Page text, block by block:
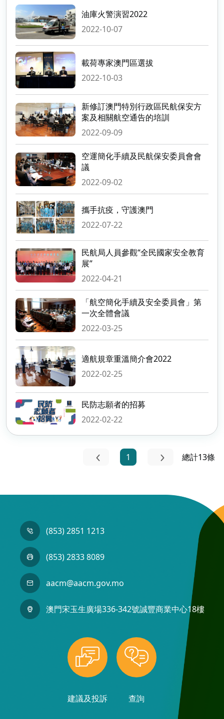
油庫火警演習2022
2022-10-07
載荷專家澳門區選拔
2022-10-03
新修訂澳門特別行政區民航保安方
案及相關航空通告的培訓
2022-09-09
空運簡化手續及民航保安委員會會
議
2022-09-02
攜手抗疫，守護澳門
2022-07-22
民航局人員參觀“全民國家安全教育
展”
2022-04-21
「航空簡化手續及安全委員會」第
一次全體會議
2022-03-25
適航規章重溫簡介會2022
2022-02-25
民防志願者的招募
2022-02-22
1 總計13條
(853) 2851 1213
(853) 2833 8089
aacm@aacm.gov.mo
澳門宋玉生廣場336-342號誠豐商業中心18樓
建議及投訴 查詢